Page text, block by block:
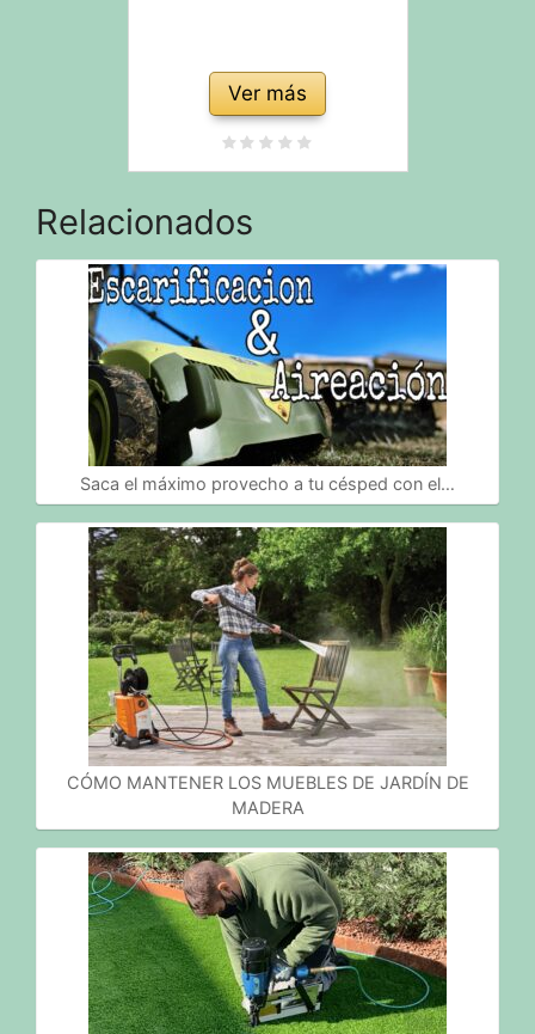
Ver más
Relacionados
Saca el máximo provecho a tu césped con el…
CÓMO MANTENER LOS MUEBLES DE JARDÍN DE
MADERA